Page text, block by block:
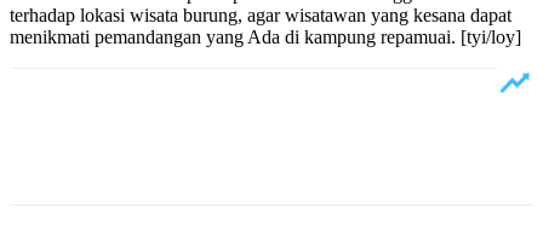
terhadap lokasi wisata burung, agar wisatawan yang kesana dapat
menikmati pemandangan yang Ada di kampung repamuai. [tyi/loy]